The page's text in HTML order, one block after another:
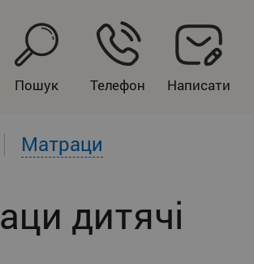
Пошук Телефон Написати
Матраци
дитячі